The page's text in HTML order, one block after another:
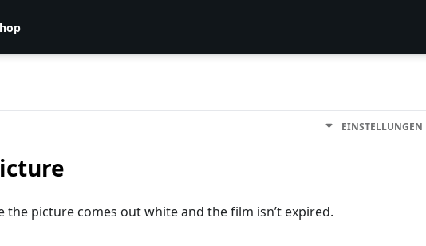
EINSTELLUNGEN
the picture comes out white and the film isn’t expired.